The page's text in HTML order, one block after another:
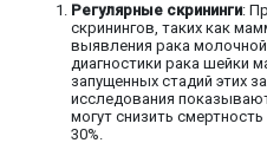
Регулярные скрининги:
скринингов, таких как
выявления рака
диагностики рака шейки
запущенных стадий этих
исследования
могут снизить
30%.